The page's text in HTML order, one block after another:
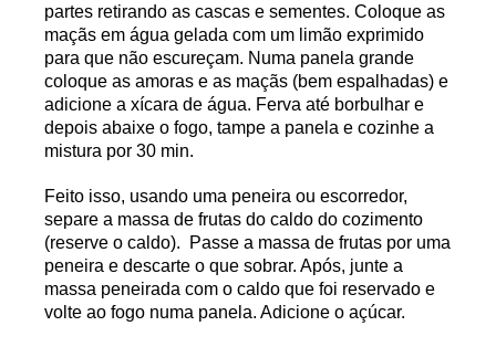
partes retirando as cascas e sementes. Coloque as
maçãs em água gelada com um limão exprimido
para que não escureçam. Numa panela grande
coloque as amoras e as maçãs (bem espalhadas) e
adicione a xícara de água. Ferva até borbulhar e
depois abaixe o fogo, tampe a panela e cozinhe a
mistura por 30 min.
Feito isso, usando uma peneira ou escorredor,
separe a massa de frutas do caldo do cozimento
(reserve o caldo). Passe a massa de frutas por uma
peneira e descarte o que sobrar. Após, junte a
massa peneirada com o caldo que foi reservado e
volte ao fogo numa panela. Adicione o açúcar.